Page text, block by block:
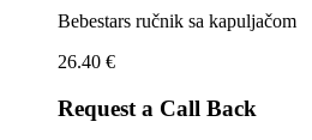
Bebestars ručnik sa kapuljačom
26.40 €
Request a Call Back